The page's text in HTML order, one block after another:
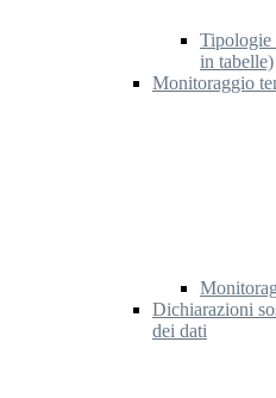
Tipologie
in tabelle)
Monitoraggio
Dichiarazioni
dei dati